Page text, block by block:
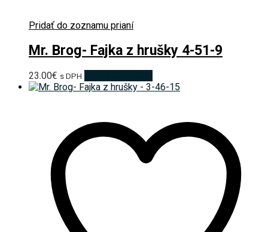
Pridať do zoznamu prianí
Mr. Brog- Fajka z hrušky 4-51-9
23.00€ s DPH